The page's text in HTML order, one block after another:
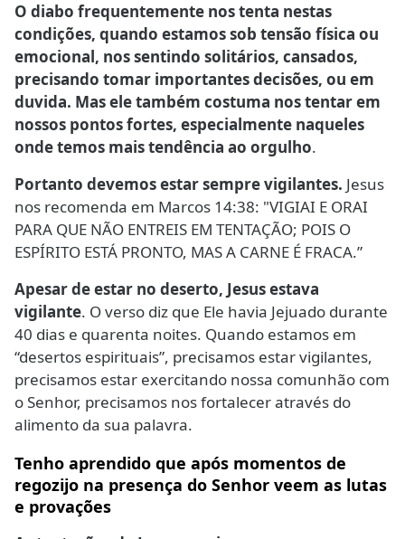
O diabo frequentemente nos tenta nestas
condições, quando estamos sob tensão física ou
emocional, nos sentindo solitários, cansados,
precisando tomar importantes decisões, ou em
duvida. Mas ele também costuma nos tentar em
nossos pontos fortes, especialmente naqueles
onde temos mais tendência ao orgulho.
Portanto devemos estar sempre vigilantes. Jesus
nos recomenda em Marcos 14:38: "VIGIAI E ORAI
PARA QUE NÃO ENTREIS EM TENTAÇÃO; POIS O
ESPÍRITO ESTÁ PRONTO, MAS A CARNE É FRACA.”
Apesar de estar no deserto, Jesus estava
vigilante. O verso diz que Ele havia Jejuado durante
40 dias e quarenta noites. Quando estamos em
“desertos espirituais”, precisamos estar vigilantes,
precisamos estar exercitando nossa comunhão com
o Senhor, precisamos nos fortalecer através do
alimento da sua palavra.
Tenho aprendido que após momentos de
regozijo na presença do Senhor veem as lutas
e provações